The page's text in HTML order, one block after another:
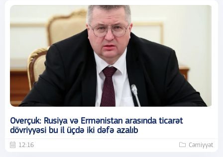
Overçuk: Rusiya və Ermənistan arasında ticarət
dövriyyəsi bu il üçdə iki dəfə azalıb
12:16 Cəmiyyət